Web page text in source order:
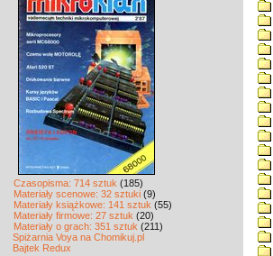
Czasopisma: 714 sztuk (185)
Materiały scenowe: 32 sztuki (9)
Materiały książkowe: 141 sztuk (55)
Materiały firmowe: 27 sztuk (20)
Materiały o grach: 351 sztuk (211)
Spiżarnia Voya na Chomikuj.pl
Bajtek Redux